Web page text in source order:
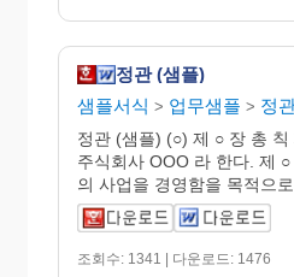
정관 (샘플)
샘플서식 > 업무샘플 > 정
정관 (샘플) (○) 제 ○ 장 총
주식회사 OOO 라 한다. 제
의 사업을 경영함을 목적으로
조회수: 1341 | 다운로드: 1476